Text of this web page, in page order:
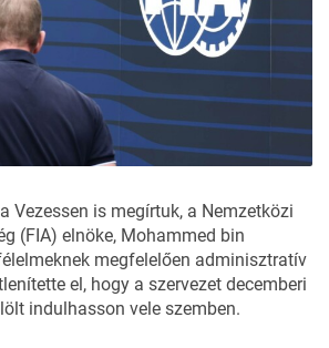
a Vezessen is megírtuk, a Nemzetközi
(FIA) elnöke, Mohammed bin
megfelelően adminisztratív
el, hogy a szervezet decemberi
indulhasson vele szemben.